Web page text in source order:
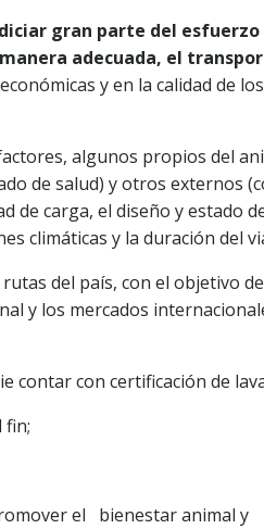
gran parte del esfuerzo
adecuada, el
y en la calidad de los
algunos propios del
de salud) y otros externos
de carga, el diseño y estado
climáticas y la duración del
del país, con el objetivo de
y los mercados
contar con certificación de
fin;
el bienestar animal y